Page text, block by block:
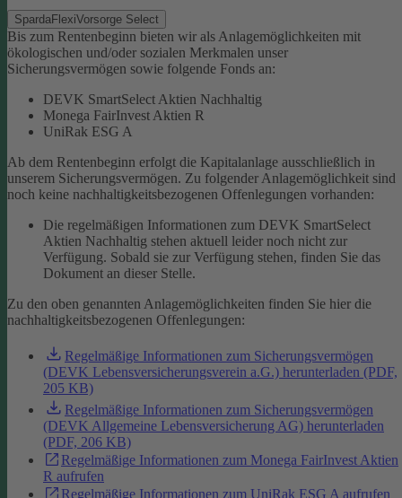
SpardaFlexiVorsorge Select
Bis zum Rentenbeginn bieten wir als Anlagemöglichkeiten mit
ökologischen und/oder sozialen Merkmalen unser
Sicherungsvermögen sowie folgende Fonds an:
DEVK SmartSelect Aktien Nachhaltig
Monega FairInvest Aktien R
UniRak ESG A
Ab dem Rentenbeginn erfolgt die Kapitalanlage ausschließlich in
unserem Sicherungsvermögen. Zu folgender Anlagemöglichkeit sind
noch keine nachhaltigkeitsbezogenen Offenlegungen vorhanden:
Die regelmäßigen Informationen zum DEVK SmartSelect
Aktien Nachhaltig stehen aktuell leider noch nicht zur
Verfügung. Sobald sie zur Verfügung stehen, finden Sie das
Dokument an dieser Stelle.
Zu den oben genannten Anlagemöglichkeiten finden Sie hier die
nachhaltigkeitsbezogenen Offenlegungen:
Regelmäßige Informationen zum Sicherungsvermögen
(DEVK Lebensversicherungsverein a.G.) herunterladen (PDF,
205 KB)
Regelmäßige Informationen zum Sicherungsvermögen
(DEVK Allgemeine Lebensversicherung AG) herunterladen
(PDF, 206 KB)
Regelmäßige Informationen zum Monega FairInvest Aktien
R aufrufen
Regelmäßige Informationen zum UniRak ESG A aufrufen